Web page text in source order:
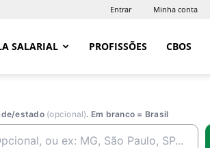
Entrar Minha conta
SALARIAL PROFISSÕES CBOS
estado (opcional). Em branco = Brasil